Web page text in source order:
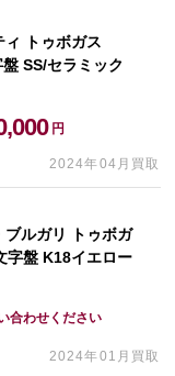
ィ トゥボガス
SS/セラミック
円
2024年04月買取
ブルガリ トゥボガ
字盤 K18イエロー
合わせください
2024年01月買取